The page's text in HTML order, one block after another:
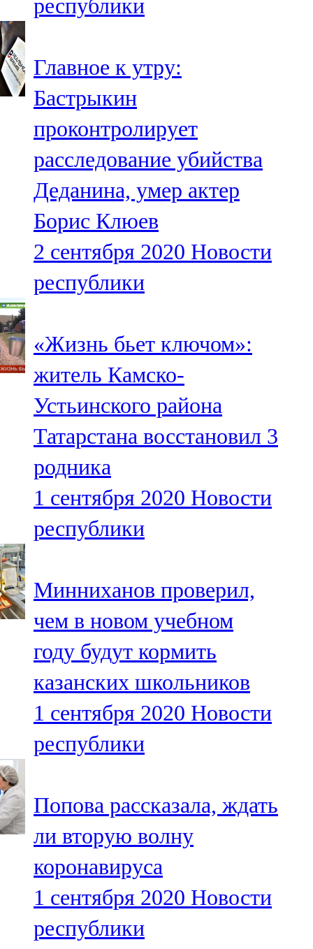
республики
Главное к утру:
Бастрыкин
проконтролирует
расследование убийства
Деданина, умер актер
Борис Клюев
2 сентября 2020 Новости
республики
«Жизнь бьет ключом»:
житель Камско-
Устьинского района
Татарстана восстановил 3
родника
1 сентября 2020 Новости
республики
Минниханов проверил,
чем в новом учебном
году будут кормить
казанских школьников
1 сентября 2020 Новости
республики
Попова рассказала, ждать
ли вторую волну
коронавируса
1 сентября 2020 Новости
республики